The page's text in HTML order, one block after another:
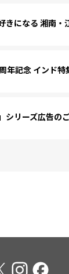
きになる 湘南・
年記念 インド特
シリーズ広告の